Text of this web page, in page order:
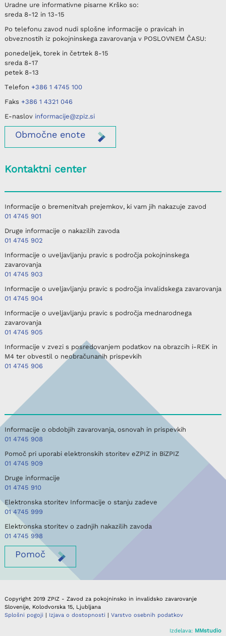
Uradne ure informativne pisarne Krško so:
sreda 8-12 in 13-15
Po telefonu zavod nudi splošne informacije o pravicah in
obveznostih iz pokojninskega zavarovanja v POSLOVNEM ČASU:
ponedeljek, torek in četrtek8-15
sreda 8-17
petek8-13
Telefon +386 1 4745 100
Faks +386 1 4321 046
E-naslov informacije@zpiz.si
Območneenote
Kontaktni center
Informacije o bremenitvah prejemkov, ki vam jih nakazuje zavod
01 4745 901
Druge informacije o nakazilih zavoda
01 4745 902
Informacije o uveljavljanju pravic s področja pokojninskega
zavarovanja
01 4745 903
Informacije o uveljavljanju pravic s področja invalidskega zavarovanja
01 4745 904
Informacije o uveljavljanju pravic s področja mednarodnega
zavarovanja
01 4745 905
Informacije v zvezi s posredovanjem podatkov na obrazcih i-REK in
M4 ter obvestil o neobračunanih prispevkih
01 4745 906
Informacije o obdobjih zavarovanja, osnovah in prispevkih
01 4745 908
Pomoč pri uporabi elektronskih storitev eZPIZ in BiZPIZ
01 4745 909
Druge informacije
01 4745 910
Elektronska storitev Informacije o stanju zadeve
01 4745 999
Elektronska storitev o zadnjih nakazilih zavoda
01 4745 998
Pomoč
Copyright 2019 ZPIZ - Zavod za pokojninsko in invalidsko zavarovanje
Slovenije, Kolodvorska 15, Ljubljana
Splošni pogoji | Izjava o dostopnosti | Varstvo osebnih podatkov
Izdelava: MMstudio